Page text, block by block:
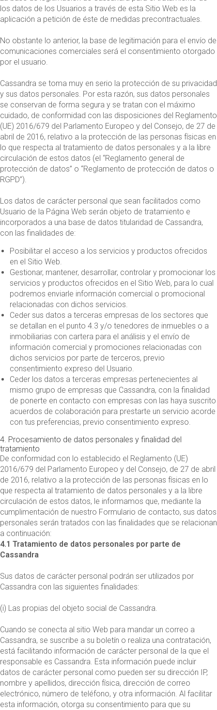
los datos de los Usuarios a través de esta Sitio Web es la
aplicación a petición de éste de medidas precontractuales.
No obstante lo anterior, la base de legitimación para el envío de
comunicaciones comerciales será el consentimiento otorgado
por el usuario.
Cassandra se toma muy en serio la protección de su privacidad
y sus datos personales. Por esta razón, sus datos personales
se conservan de forma segura y se tratan con el máximo
cuidado, de conformidad con las disposiciones del Reglamento
(UE) 2016/679 del Parlamento Europeo y del Consejo, de 27 de
abril de 2016, relativo a la protección de las personas físicas en
lo que respecta al tratamiento de datos personales y a la libre
circulación de estos datos (el “Reglamento general de
protección de datos” o “Reglamento de protección de datos o
RGPD”).
Los datos de carácter personal que sean facilitados como
Usuario de la Página Web serán objeto de tratamiento e
incorporados a una base de datos titularidad de Cassandra,
con las finalidades de:
Posibilitar el acceso a los servicios y productos ofrecidos
en el Sitio Web.
Gestionar, mantener, desarrollar, controlar y promocionar los
servicios y productos ofrecidos en el Sitio Web, para lo cual
podremos enviarle información comercial o promocional
relacionadas con dichos servicios.
Ceder sus datos a terceras empresas de los sectores que
se detallan en el punto 4.3 y/o tenedores de inmuebles o a
inmobiliarias con cartera para el análisis y el envío de
información comercial y promociones relacionadas con
dichos servicios por parte de terceros, previo
consentimiento expreso del Usuario.
Ceder los datos a terceras empresas pertenecientes al
mismo grupo de empresas que Cassandra, con la finalidad
de ponerte en contacto con empresas con las haya suscrito
acuerdos de colaboración para prestarte un servicio acorde
con tus preferencias, previo consentimiento expreso.
4. Procesamiento de datos personales y finalidad del
tratamiento
De conformidad con lo establecido el Reglamento (UE)
2016/679 del Parlamento Europeo y del Consejo, de 27 de abril
de 2016, relativo a la protección de las personas físicas en lo
que respecta al tratamiento de datos personales y a la libre
circulación de estos datos, le informamos que, mediante la
cumplimentación de nuestro Formulario de contacto, sus datos
personales serán tratados con las finalidades que se relacionan
a continuación:
4.1 Tratamiento de datos personales por parte de
Cassandra
Sus datos de carácter personal podrán ser utilizados por
Cassandra con las siguientes finalidades:
(i) Las propias del objeto social de Cassandra.
Cuando se conecta al sitio Web para mandar un correo a
Cassandra, se suscribe a su boletín o realiza una contratación,
está facilitando información de carácter personal de la que el
responsable es Cassandra. Esta información puede incluir
datos de carácter personal como pueden ser su dirección IP,
nombre y apellidos, dirección física, dirección de correo
electrónico, número de teléfono, y otra información. Al facilitar
esta información, otorga su consentimiento para que su